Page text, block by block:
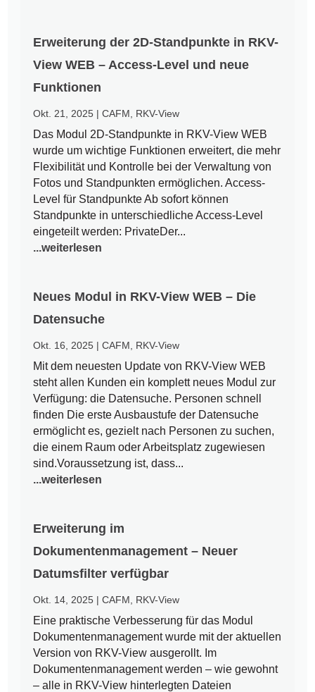
Erweiterung der 2D-Standpunkte in RKV-
View WEB – Access-Level und neue
Funktionen
Okt. 21, 2025 |CAFM RKV-View
Das Modul 2D-Standpunkte in RKV-View WEB
wurde um wichtige Funktionen erweitert, die mehr
Flexibilität und Kontrolle bei der Verwaltung von
Fotos und Standpunkten ermöglichen. Access-
Level für Standpunkte Ab sofort können
Standpunkte in unterschiedliche Access-Level
eingeteilt werden: PrivateDer...
...weiterlesen
Neues Modul in RKV-View WEB – Die
Datensuche
Okt. 16, 2025 |CAFM RKV-View
Mit dem neuesten Update von RKV-View WEB
steht allen Kunden ein komplett neues Modul zur
Verfügung: die Datensuche. Personen schnell
finden Die erste Ausbaustufe der Datensuche
ermöglicht es, gezielt nach Personen zu suchen,
die einem Raum oder Arbeitsplatz zugewiesen
sind.Voraussetzung ist, dass...
...weiterlesen
Erweiterung im
Dokumentenmanagement – Neuer
Datumsfilter verfügbar
Okt. 14, 2025 |CAFM RKV-View
Eine praktische Verbesserung für das Modul
Dokumentenmanagement wurde mit der aktuellen
Version von RKV-View ausgerollt. Im
Dokumentenmanagement werden – wie gewohnt
– alle in RKV-View hinterlegten Dateien